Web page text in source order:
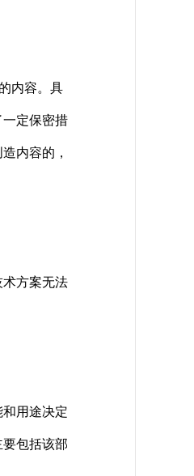
内容。具
定保密措
内容的，
方案无法
用途决定
包括该部